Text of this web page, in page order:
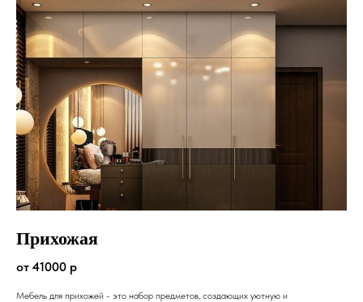
Прихожая
от 41000 р
Мебель для прихожей - это набор предметов, создающих уютную и